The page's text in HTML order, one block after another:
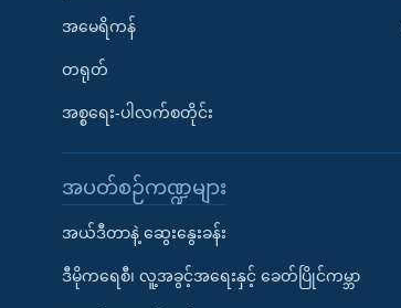
အမေရိကန်
တရုတ်
အစ္စရေး-ပါလက်စတိုင်း
အပတ်စဉ်ကဏ္ဍများ
အယ်ဒီတာနဲ့ ဆွေးနွေးခန်း
ဒီမိုကရေစီ၊ လူ့အခွင့်အရေးနှင့် ခေတ်ပြိုင်ကမ္ဘာ